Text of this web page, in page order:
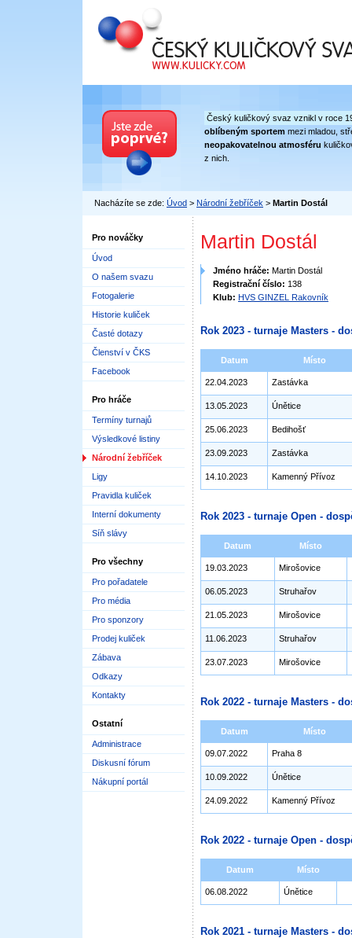
Český kuličkový svaz
Český kuličkový svaz vznikl v roce
oblíbeným sportem mezi mladou,
neopakovatelnou atmosféru
z nich.
Nacházíte se zde: Úvod > Národní žebříček > Martin Dostál
Pro nováčky
Úvod
O našem svazu
Fotogalerie
Historie kuliček
Časté dotazy
Členství v ČKS
Facebook
Pro hráče
Termíny turnajů
Výsledkové listiny
Národní žebříček
Ligy
Pravidla kuliček
Interní dokumenty
Síň slávy
Pro všechny
Pro pořadatele
Pro média
Pro sponzory
Prodej kuliček
Zábava
Odkazy
Kontakty
Ostatní
Administrace
Diskusní fórum
Nákupní portál
Martin Dostál
Jméno hráče: Martin Dostál
Registrační číslo: 138
Klub: HVS GINZEL Rakovník
Rok 2023 - turnaje Masters -
Datum Místo
22.04.2023 Zastávka
13.05.2023 Únětice
25.06.2023 Bedihošť
23.09.2023 Zastávka
14.10.2023 Kamenný Přívoz
Rok 2023 - turnaje Open -
Datum Místo
19.03.2023 Mirošovice
06.05.2023 Struhařov
21.05.2023 Mirošovice
11.06.2023 Struhařov
23.07.2023 Mirošovice
Rok 2022 - turnaje Masters -
Datum Místo
09.07.2022 Praha 8
10.09.2022 Únětice
24.09.2022 Kamenný Přívoz
Rok 2022 - turnaje Open -
Datum Místo
06.08.2022 Únětice
Rok 2021 - turnaje Masters -